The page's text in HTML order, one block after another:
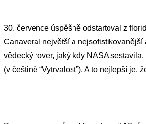
30. července úspěšně odstartoval z
Canaveral největší a nejsofistikovanější
vědecký rover, jaký kdy NASA
(v češtině “Vytrvalost”). A to nejlepší je,